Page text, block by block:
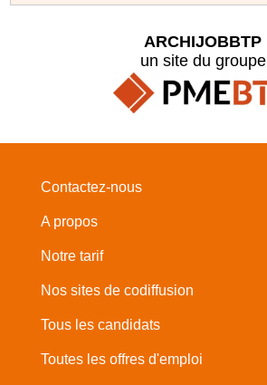
ARCHIJOBBTP
un site du groupe
Contactez-nous
A propos
Notre tarif
Nos sites de codiffusion
Tous les candidats
Toutes les offres d'emploi